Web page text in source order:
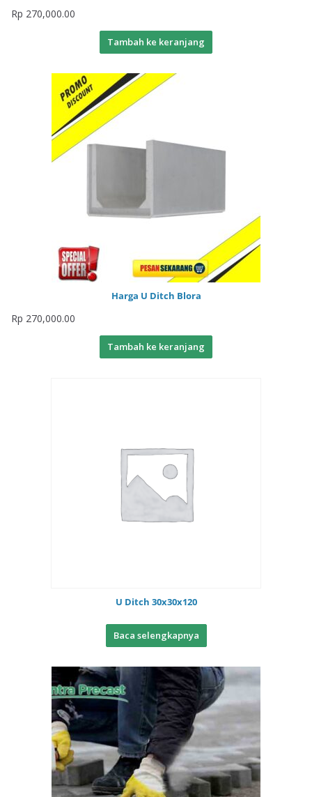
Rp 270,000.00
Tambah ke keranjang
Harga U Ditch Blora
Rp 270,000.00
Tambah ke keranjang
U Ditch 30x30x120
Baca selengkapnya